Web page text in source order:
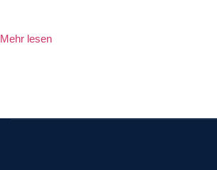
Mehr lesen